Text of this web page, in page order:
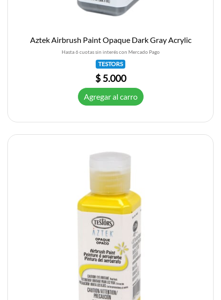
Aztek Airbrush Paint Opaque Dark Gray Acrylic
Hasta 6 cuotas sin interés con Mercado Pago
TESTORS
$ 5.000
Agregar al carro